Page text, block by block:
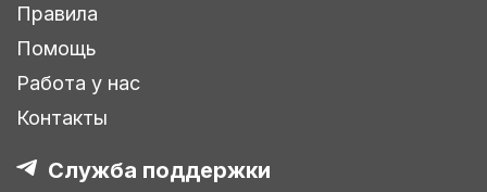
Правила
Помощь
Работа у нас
Контакты
Служба поддержки